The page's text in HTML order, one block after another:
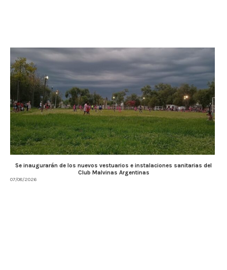
Se inaugurarán de los nuevos vestuarios e instalaciones sanitarias del
Club Malvinas Argentinas
07/08/2026